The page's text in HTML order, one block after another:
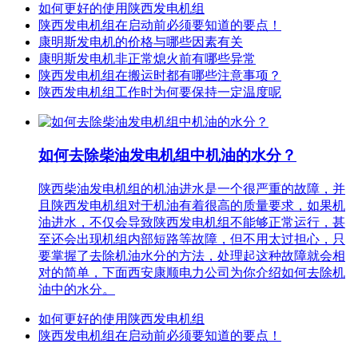
如何更好的使用陕西发电机组
陕西发电机组在启动前必须要知道的要点！
康明斯发电机的价格与哪些因素有关
康明斯发电机非正常熄火前有哪些异常
陕西发电机组在搬运时都有哪些注意事项？
陕西发电机组工作时为何要保持一定温度呢
如何去除柴油发电机组中机油的水分？
陕西柴油发电机组的机油进水是一个很严重的故障，并
且陕西发电机组对于机油有着很高的质量要求，如果机
油进水，不仅会导致陕西发电机组不能够正常运行，甚
至还会出现机组内部短路等故障，但不用太过担心，只
要掌握了去除机油水分的方法，处理起这种故障就会相
对的简单，下面西安康顺电力公司为你介绍如何去除机
油中的水分。
如何更好的使用陕西发电机组
陕西发电机组在启动前必须要知道的要点！